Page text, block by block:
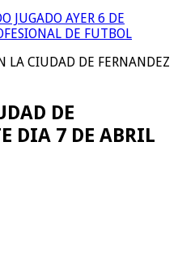
JUGADO AYER 6 DE
DE FUTBOL
LA CIUDAD DE FERNANDEZ
DE
DIA 7 DE ABRIL